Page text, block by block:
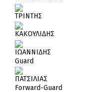
ΤΡΙΝΤΗΣ
ΚΑΚΟΥΛΙΔΗΣ
ΙΩΑΝΝΙΔΗΣ
Guard
ΠΑΤΣΙΛΙΑΣ
Forward-Guard